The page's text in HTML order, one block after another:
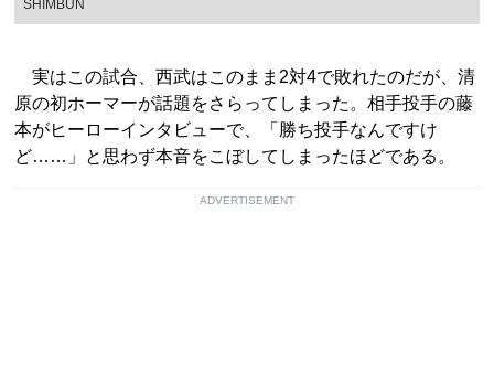
SHIMBUN
実はこの試合、西武はこのまま2対4で敗れたのだが、清
原の初ホーマーが話題をさらってしまった。相手投手の藤
本がヒーローインタビューで、「勝ち投手なんですけ
ど……」と思わず本音をこぼしてしまったほどである。
ADVERTISEMENT